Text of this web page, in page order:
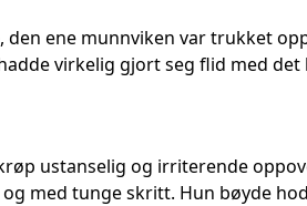
ene munnviken var trukket
virkelig gjort seg flid med
ustanselig og irriterende
med tunge skritt. Hun bøyde